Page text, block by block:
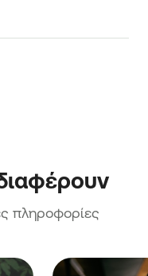
πληροφορίες